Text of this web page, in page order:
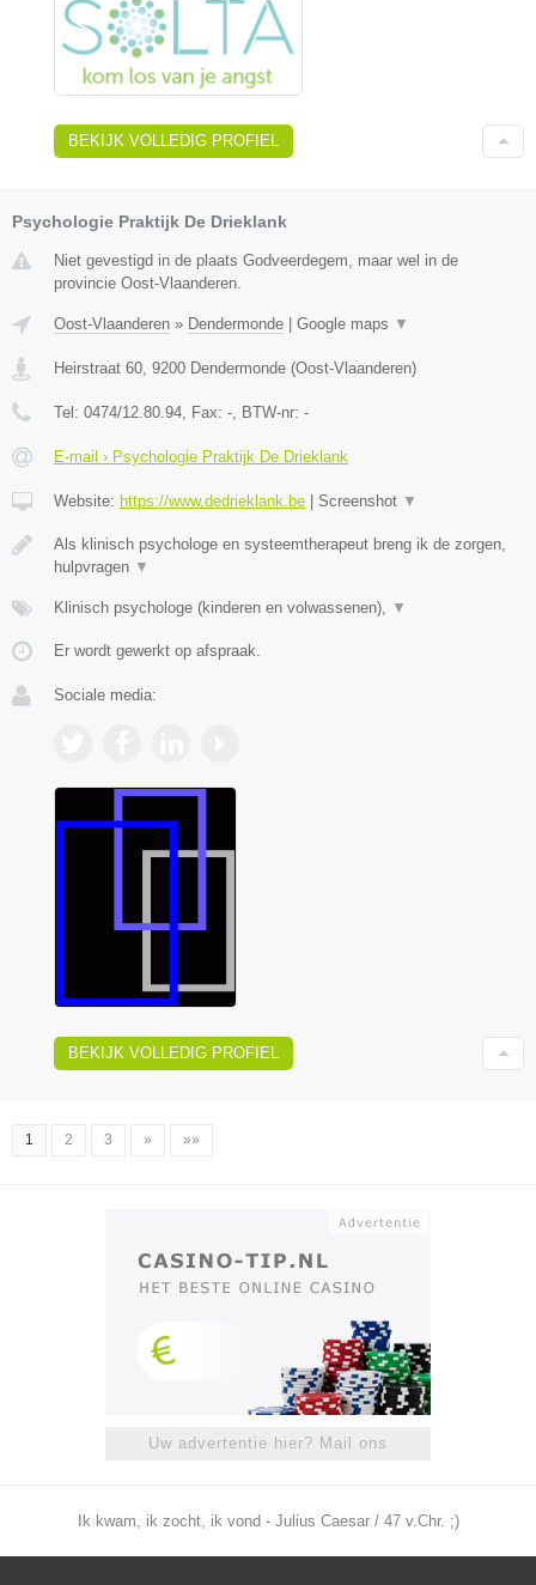
BEKIJK VOLLEDIG PROFIEL
Psychologie Praktijk De Drieklank
Niet gevestigd in de plaats Godveerdegem, maar wel in de
provincie Oost-Vlaanderen.
Oost-Vlaanderen » Dendermonde | Google maps ▼
Heirstraat 60 9200 Dendermonde (Oost-Vlaanderen)
Tel: 0474/12.80.94 , Fax: - , BTW-nr: -
E-mail › Psychologie Praktijk De Drieklank
Website: https://www.dedrieklank.be | Screenshot ▼
Als klinisch psychologe en systeemtherapeut breng ik de zorgen,
hulpvragen ▼
Klinisch psychologe (kinderen en volwassenen), ▼
Er wordt gewerkt op afspraak.
Sociale media:
BEKIJK VOLLEDIG PROFIEL
1 2 3 » »»
Uw advertentie hier? Mail ons
Ik kwam, ik zocht, ik vond - Julius Caesar / 47 v.Chr. ;)